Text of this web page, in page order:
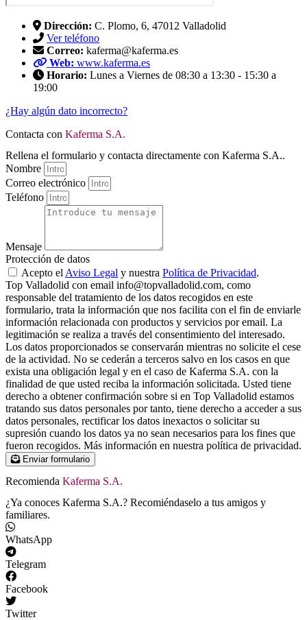
Dirección: C. Plomo, 6, 47012 Valladolid
Ver teléfono
Correo: kaferma@kaferma.es
Web: www.kaferma.es
Horario: Lunes a Viernes de 08:30 a 13:30 - 15:30 a
19:00
¿Hay algún dato incorrecto?
Contacta con Kaferma S.A.
Rellena el formulario y contacta directamente con Kaferma S.A..
Nombre
Correo electrónico
Teléfono
Mensaje
Protección de datos
Acepto el Aviso Legal y nuestra Política de Privacidad.
Top Valladolid con email info@topvalladolid.com, como
responsable del tratamiento de los datos recogidos en este
formulario, trata la información que nos facilita con el fin de enviarle
información relacionada con productos y servicios por email. La
legitimación se realiza a través del consentimiento del interesado.
Los datos proporcionados se conservarán mientras no solicite el cese
de la actividad. No se cederán a terceros salvo en los casos en que
exista una obligación legal y en el caso de Kaferma S.A. con la
finalidad de que usted reciba la información solicitada. Usted tiene
derecho a obtener confirmación sobre si en Top Valladolid estamos
tratando sus datos personales por tanto, tiene derecho a acceder a sus
datos personales, rectificar los datos inexactos o solicitar su
supresión cuando los datos ya no sean necesarios para los fines que
fueron recogidos. Más información en nuestra política de privacidad.
Enviar formulario
Recomienda Kaferma S.A.
¿Ya conoces Kaferma S.A.? Recomiéndaselo a tus amigos y
familiares.
WhatsApp
Telegram
Facebook
Twitter